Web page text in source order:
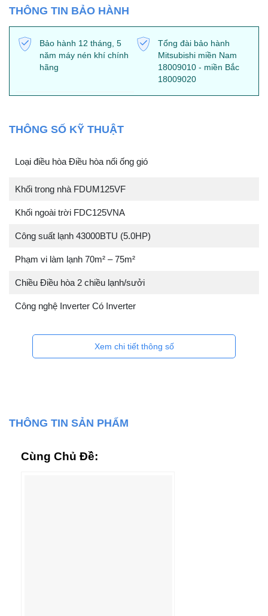
THÔNG TIN BẢO HÀNH
Bảo hành 12 tháng, 5
năm máy nén khí chính
hãng
Tổng đài bảo hành
Mitsubishi miền Nam
18009010 - miền Bắc
18009020
THÔNG SỐ KỸ THUẬT
Loại điều hòa Điều hòa nối ống gió
Khối trong nhà FDUM125VF
Khối ngoài trời FDC125VNA
Công suất lạnh 43000BTU (5.0HP)
Phạm vi làm lạnh 70m² – 75m²
Chiều Điều hòa 2 chiều lạnh/sưởi
Công nghệ Inverter Có Inverter
Xem chi tiết thông số
THÔNG TIN SẢN PHẨM
Cùng Chủ Đề: